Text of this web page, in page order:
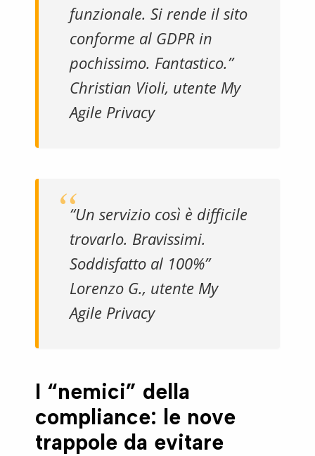
funzionale. Si rende il sito
conforme al GDPR in
pochissimo. Fantastico.”
Christian Violi, utente My
Agile Privacy
“Un servizio così è difficile
trovarlo. Bravissimi.
Soddisfatto al 100%”
Lorenzo G., utente My
Agile Privacy
I “nemici” della
compliance: le nove
trappole da evitare